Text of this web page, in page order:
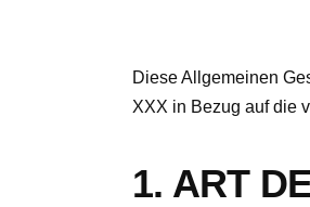
Diese Allgemeinen
XXX in Bezug auf die
1. ART